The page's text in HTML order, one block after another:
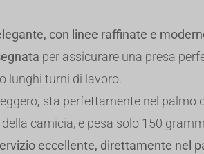
con linee raffinate e
per assicurare una presa
lunghi turni di lavoro.
, sta perfettamente nel palmo
camicia, e pesa solo 150
eccellente, direttamente nel